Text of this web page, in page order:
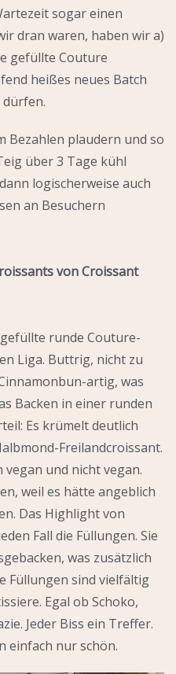
sogar einen
dran waren, haben wir a)
gefüllte Couture
heißes neues Batch
Bezahlen plaudern und so
über 3 Tage kühl
logischerweise auch
an Besuchern
von Croissant
runde Couture-
Liga. Buttrig, nicht zu
artig, was
Backen in einer runden
Es krümelt deutlich
Freilandcroissant.
vegan und nicht vegan.
weil es hätte angeblich
Das Highlight von
Fall die Füllungen. Sie
was zusätzlich
Füllungen sind vielfältig
Egal ob Schoko,
Jeder Biss ein Treffer.
einfach nur schön.